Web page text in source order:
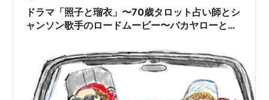
ドラマ「照子と瑠衣」〜70歳タロット占い師とシ
ャンソン歌手のロードムービー〜バカヤローと言